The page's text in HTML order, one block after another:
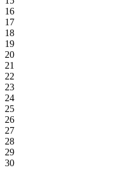
16
17
18
19
20
21
22
23
24
25
26
27
28
29
30